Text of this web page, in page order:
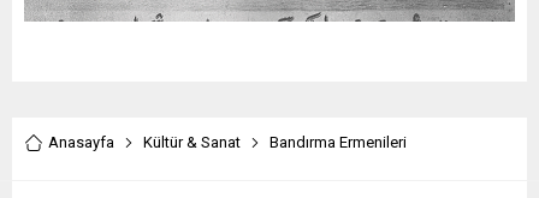
Anasayfa Kültür & Sanat Bandırma Ermenileri